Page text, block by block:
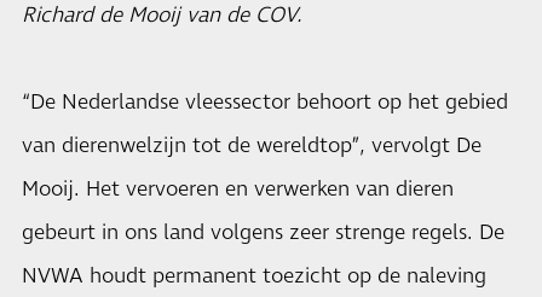
Richard de Mooij van de COV.
“De Nederlandse vleessector behoort op het gebied
van dierenwelzijn tot de wereldtop”, vervolgt De
Mooij. Het vervoeren en verwerken van dieren
gebeurt in ons land volgens zeer strenge regels. De
NVWA houdt permanent toezicht op de naleving